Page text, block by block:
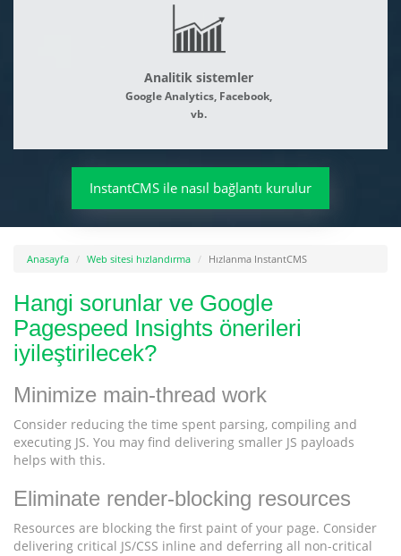
Analitik sistemler
Google Analytics, Facebook,
vb.
InstantCMS ile nasıl bağlantı kurulur
Anasayfa Web sitesi hızlandırma Hızlanma InstantCMS
Hangi sorunlar ve Google
Pagespeed Insights önerileri
iyileştirilecek?
Minimize main-thread work
Consider reducing the time spent parsing, compiling and
executing JS. You may find delivering smaller JS payloads
helps with this.
Eliminate render-blocking resources
Resources are blocking the first paint of your page. Consider
delivering critical JS/CSS inline and deferring all non-critical